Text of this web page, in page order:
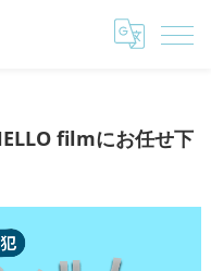
で窓ガラスフィルムはHELLO filmにお任せ
filmにお任せ下